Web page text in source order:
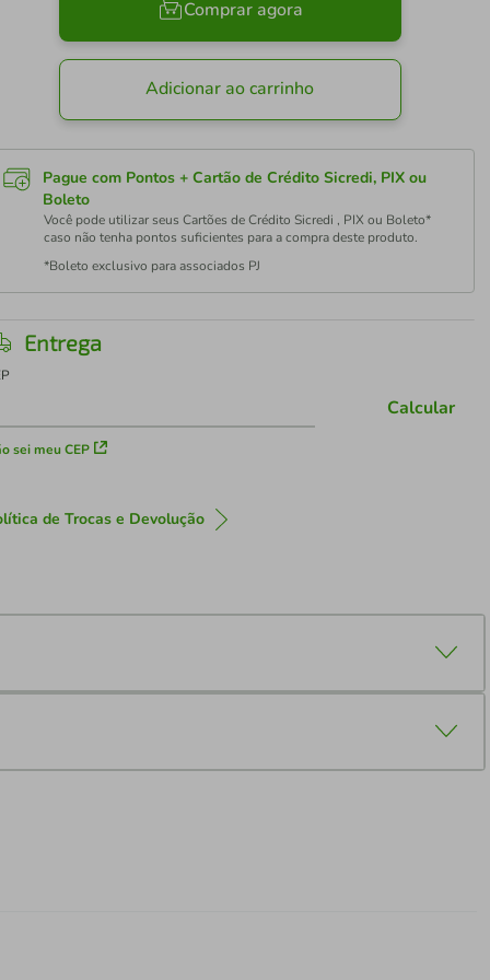
Comprar agora
Adicionar ao carrinho
Pague com Pontos + Cartão de Crédito Sicredi, PIX ou
Boleto
Você pode utilizar seus Cartões de Crédito Sicredi , PIX ou Boleto*
caso não tenha pontos suficientes para a compra deste produto.
*Boleto exclusivo para associados PJ
Entrega
sei meu CEP
Calcular
de Trocas e Devolução